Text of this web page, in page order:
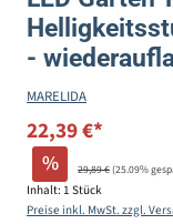
-
MARELIDA
22,39 €*
% 29,89 €(25.09%
Inhalt: 1 Stück
Preise inkl. MwSt. zzgl.